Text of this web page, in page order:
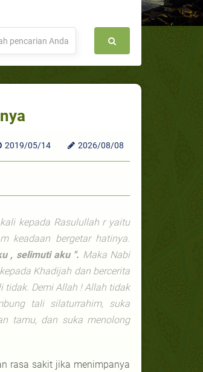
2019/05/14 2026/08/08
kepada Rasulullah r yaitu
keadaan bergetar hatinya.
, selimuti aku ". Maka Nabi
Khadijah dan bercerita
tidak. Demi Allah ! Allah tidak
tali silaturrahim, suka
tamu, dan suka menolong
rasa sakit jika menimpanya